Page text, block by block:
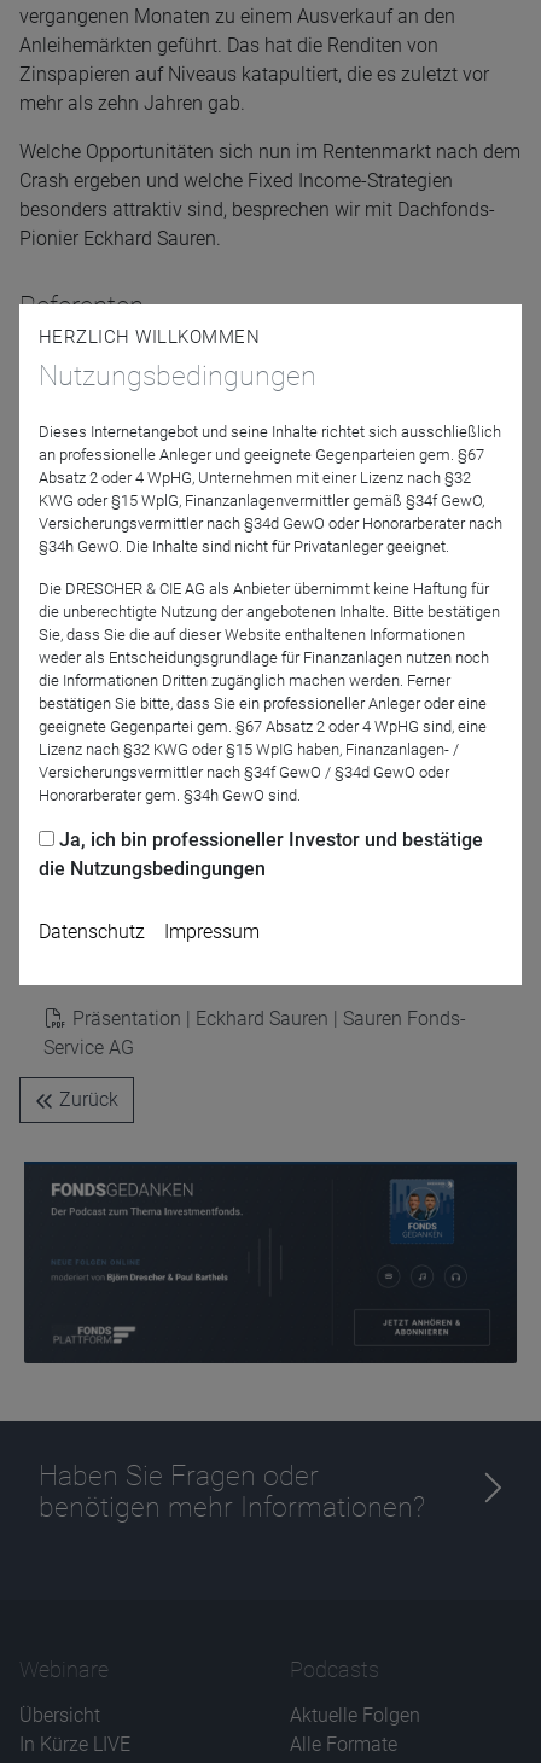
vergangenen Monaten zu einem Ausverkauf an den
Anleihemärkten geführt. Das hat die Renditen von
Zinspapieren auf Niveaus katapultiert, die es zuletzt vor
mehr als zehn Jahren gab.
Welche Opportunitäten sich nun im Rentenmarkt nach dem
Crash ergeben und welche Fixed Income-Strategien
besonders attraktiv sind, besprechen wir mit Dachfonds-
Pionier Eckhard Sauren.
Referenten
Eckhard Sauren
Moderation
Paul Barthels
DRESCHER & CIE AG
Präsentation | Eckhard Sauren | Sauren Fonds-
Service AG
Zurück
Haben Sie Fragen oder
benötigen mehr Informationen?
Webinare
Übersicht
In Kürze LIVE
Podcasts
Aktuelle Folgen
Alle Formate
HERZLICH WILLKOMMEN
Nutzungsbedingungen
Dieses Internetangebot und seine Inhalte richtet sich ausschließlich
an professionelle Anleger und geeignete Gegenparteien gem. §67
Absatz 2 oder 4 WpHG, Unternehmen mit einer Lizenz nach §32
KWG oder §15 WplG, Finanzanlagenvermittler gemäß §34f GewO,
Versicherungsvermittler nach §34d GewO oder Honorarberater nach
§34h GewO. Die Inhalte sind nicht für Privatanleger geeignet.
Die DRESCHER & CIE AG als Anbieter übernimmt keine Haftung für
die unberechtigte Nutzung der angebotenen Inhalte. Bitte bestätigen
Sie, dass Sie die auf dieser Website enthaltenen Informationen
weder als Entscheidungsgrundlage für Finanzanlagen nutzen noch
die Informationen Dritten zugänglich machen werden. Ferner
bestätigen Sie bitte, dass Sie ein professioneller Anleger oder eine
geeignete Gegenpartei gem. §67 Absatz 2 oder 4 WpHG sind, eine
Lizenz nach §32 KWG oder §15 WpIG haben, Finanzanlagen- /
Versicherungsvermittler nach §34f GewO / §34d GewO oder
Honorarberater gem. §34h GewO sind.
Ja, ich bin professioneller Investor und bestätige
die Nutzungsbedingungen
Datenschutz Impressum
Name
CPref
Anbieter D&C
Zweck